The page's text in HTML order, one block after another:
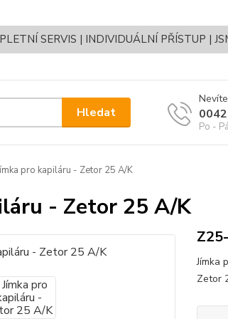
SERVIS | INDIVIDUÁLNÍ PŘÍSTUP |
Hledat
Po -
pro kapiláru - Zetor 25 A/K
- Zetor 25 A/K
Jímka
Zetor